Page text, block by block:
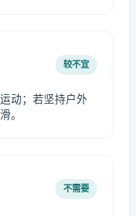
较不宜
动；若坚持户外
。
不需要